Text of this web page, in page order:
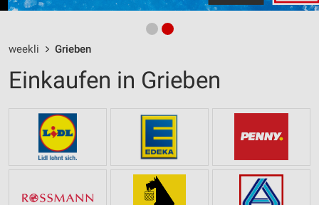
weekli Grieben
Einkaufen in Grieben